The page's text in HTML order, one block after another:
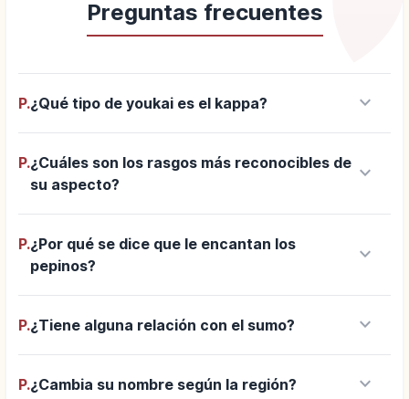
Preguntas frecuentes
P.¿Qué tipo de youkai es el kappa? keyboard_arrow_down
P.¿Cuáles son los rasgos más reconocibles de
su aspecto?
keyboard_arrow_down
P.¿Por qué se dice que le encantan los
pepinos?
keyboard_arrow_down
P.¿Tiene alguna relación con el sumo? keyboard_arrow_down
P.¿Cambia su nombre según la región? keyboard_arrow_down